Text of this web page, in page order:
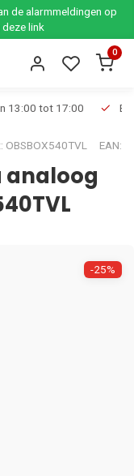
de alarmmeldingen op
link
0
13:00 tot 17:00
OBSBOX540TVL EAN:
analoog
-25%